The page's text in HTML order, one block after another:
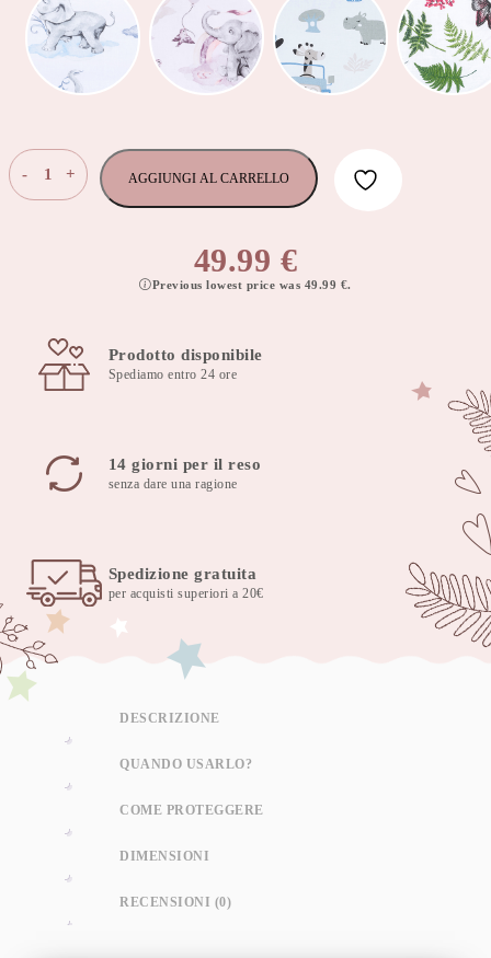
-
Paracolpi
quantità
+ AGGIUNGI AL CARRELLO
49.99 €
Previous lowest price was 49.99 €.
Prodotto disponibile
Spediamo entro 24 ore
14 giorni per il reso
senza dare una ragione
Spedizione gratuita
per acquisti superiori a 20€
DESCRIZIONE
QUANDO USARLO?
COME PROTEGGERE
DIMENSIONI
RECENSIONI (0)